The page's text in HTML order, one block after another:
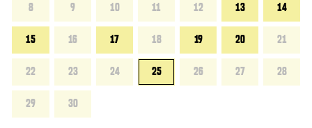
8 9 10 11 12 13 14
15 16 17 18 19 20 21
22 23 24 25 26 27 28
29 30